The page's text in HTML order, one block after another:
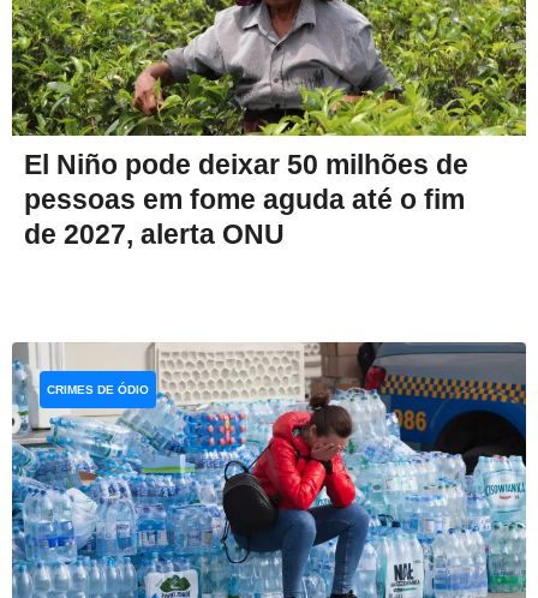
El Niño pode deixar 50 milhões de
pessoas em fome aguda até o fim
de 2027, alerta ONU
CRIMES DE ÓDIO